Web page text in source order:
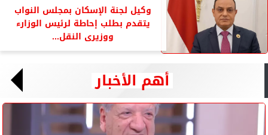
وكيل لجنة الإسكان بمجلس النواب
يتقدم بطلب إحاطة لرئيس الوزارء
ووزيرى النقل...
أهم الأخبار